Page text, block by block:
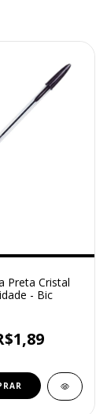
Preta Cristal
- Bic